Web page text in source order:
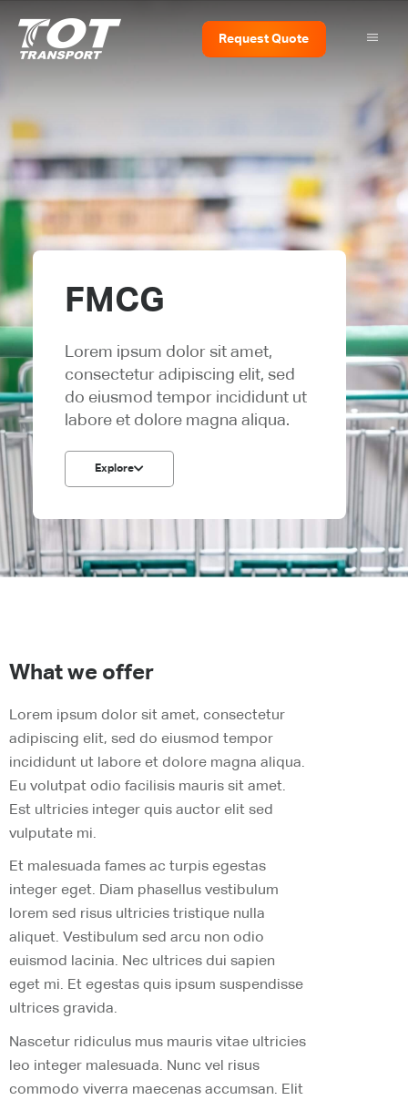
RequestQuote
FMCG
Lorem ipsum dolor sit amet,
consectetur adipiscing elit, sed
do eiusmod tempor incididunt ut
labore et dolore magna aliqua.
Explore
What we offer
Lorem ipsum dolor sit amet, consectetur
adipiscing elit, sed do eiusmod tempor
incididunt ut labore et dolore magna aliqua.
Eu volutpat odio facilisis mauris sit amet.
Est ultricies integer quis auctor elit sed
vulputate mi.
Et malesuada fames ac turpis egestas
integer eget. Diam phasellus vestibulum
lorem sed risus ultricies tristique nulla
aliquet. Vestibulum sed arcu non odio
euismod lacinia. Nec ultrices dui sapien
eget mi. Et egestas quis ipsum suspendisse
ultrices gravida.
Nascetur ridiculus mus mauris vitae ultricies
leo integer malesuada. Nunc vel risus
commodo viverra maecenas accumsan. Elit